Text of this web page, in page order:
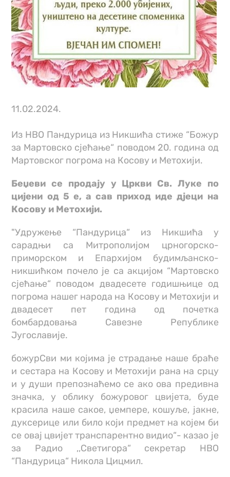
11.02.2024.
Из НВО Пандурица из Никшића стиже “Божур
за Мартовско сјећање“ поводом 20. година од
Мартовског погрома на Косову и Метохији.
Беџеви се продају у Цркви Св. Луке по
цијени од 5 е, а сав приход иде дјеци на
Косову и Метохији.
"Удружење “Пандурица“ из Никшића у
сарадњи са Митрополијом црногорско-
приморском и Епархијом будимљанско-
никшићком почело је са акцијом “Мартовско
сјећање“ поводом двадесете годишњице од
погрома нашег народа на Косову и Метохији и
двадесет пет година од почетка
бомбардовања Савезне Републике
Југославије.
божурСви ми којима је страдање наше браће
и сестара на Косову и Метохији рана на срцу
и у души препознаћемо се ако ова предивна
значка, у облику божуровог цвијета, буде
красила наше сакое, џемпере, кошуље, јакне,
дуксерице или било који предмет на којем би
се овај цвијет транспарентно видио“- казао је
за Радио ,,Светигора“ секретар НВО
“Пандурица“ Никола Цицмил.